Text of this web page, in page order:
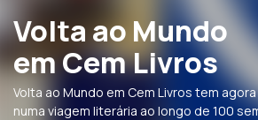
Volta ao Mundo
em Cem Livros
Volta ao Mundo em Cem Livros tem
numa viagem literária ao longo de 100